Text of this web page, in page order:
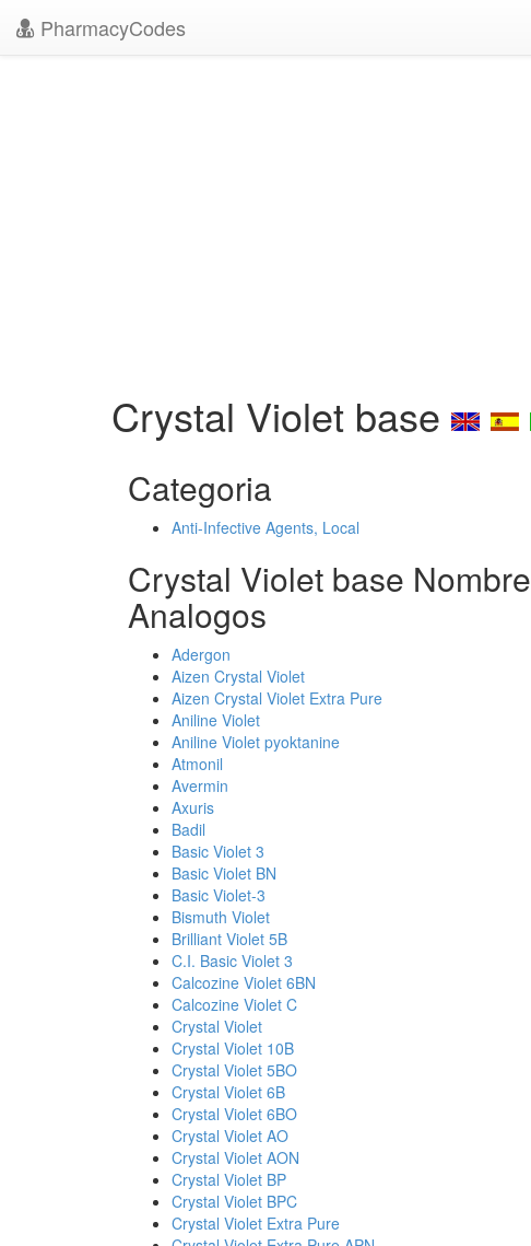
PharmacyCodes
Crystal Violet base
Categoria
Anti-Infective Agents, Local
Crystal Violet base
Analogos
Adergon
Aizen Crystal Violet
Aizen Crystal Violet Extra Pure
Aniline Violet
Aniline Violet pyoktanine
Atmonil
Avermin
Axuris
Badil
Basic Violet 3
Basic Violet BN
Basic Violet-3
Bismuth Violet
Brilliant Violet 5B
C.I. Basic Violet 3
Calcozine Violet 6BN
Calcozine Violet C
Crystal Violet
Crystal Violet 10B
Crystal Violet 5BO
Crystal Violet 6B
Crystal Violet 6BO
Crystal Violet AO
Crystal Violet AON
Crystal Violet BP
Crystal Violet BPC
Crystal Violet Extra Pure